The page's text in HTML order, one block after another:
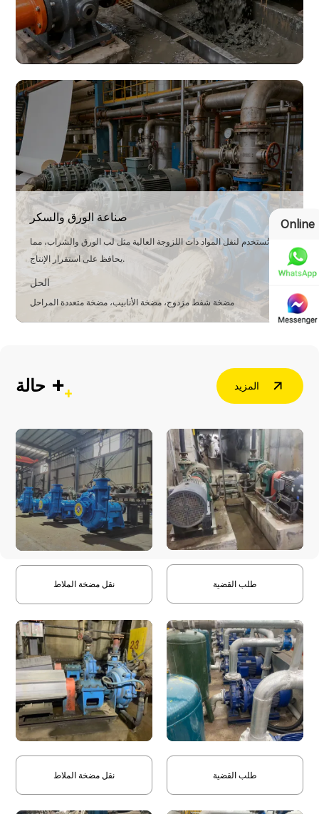
Online
الهندسة البيئية
تُستخدم مضخات الطين لنقل المخلفات ومعالجة النفايات الصلبة، مما يزيد
من استخدام الموارد.
مضخة الطين، مضخة طين غاطسة، مضخة طين عمودية، مضخة تغذية
مرشح الضغط
صناعة الورق والسكر
تُستخدم لنقل المواد ذات اللزوجة العالية مثل لب الورق والشراب، مما
يحافظ على استقرار الإنتاج.
الحل
مضخة شفط مزدوج، مضخة الأنابيب، مضخة متعددة المراحل
حالة + المزيد
نقل مضخة الملاط طلب القضية
نقل مضخة الملاط طلب القضية